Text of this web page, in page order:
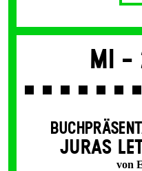
Mi -
JURAS
von